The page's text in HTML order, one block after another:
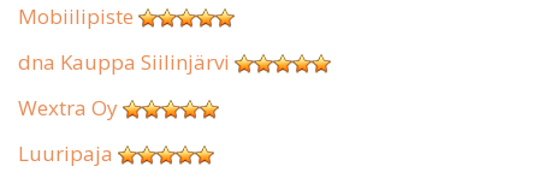
Mobiilipiste
dna Kauppa Siilinjärvi
Wextra Oy
Luuripaja